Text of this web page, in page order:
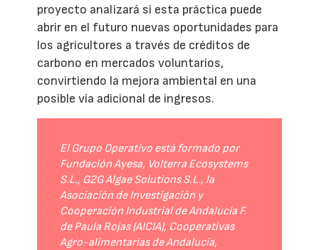
proyecto analizará si esta práctica puede
abrir en el futuro nuevas oportunidades para
los agricultores a través de créditos de
carbono en mercados voluntarios,
convirtiendo la mejora ambiental en una
posible vía adicional de ingresos.
El Grupo Operativo está formado por
Fundación Ayesa, Volterra Ecosystems
S.L., G2G Algae Solutions S.L., la
Asociación de Investigación y
Cooperación Industrial de Andalucía F.
de Paula Rojas (AICIA), Cooperativas
Agro-alimentarias de Andalucía,